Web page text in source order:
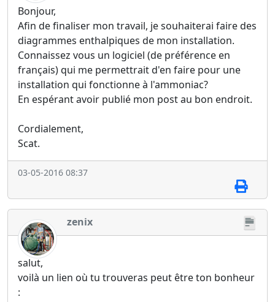
Bonjour,
Afin de finaliser mon travail, je souhaiterai faire des
diagrammes enthalpiques de mon installation.
Connaissez vous un logiciel (de préférence en
français) qui me permettrait d'en faire pour une
installation qui fonctionne à l'ammoniac?
En espérant avoir publié mon post au bon endroit.
Cordialement,
Scat.
03-05-2016 08:37
zenix
salut,
voilà un lien où tu trouveras peut être ton bonheur
: